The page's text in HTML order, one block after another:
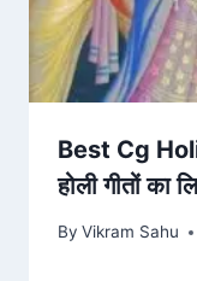
Best Cg
होली गीतों का
By Vikram Sahu